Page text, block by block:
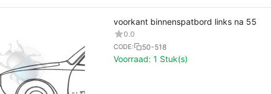
voorkant binnenspatbord links na 55
0.0
CODE: 50-518
Voorraad: 1 Stuk(s)